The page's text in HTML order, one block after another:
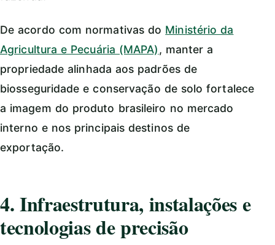
De acordo com normativas do Ministério da
Agricultura e Pecuária (MAPA), manter a
propriedade alinhada aos padrões de
biosseguridade e conservação de solo fortalece
a imagem do produto brasileiro no mercado
interno e nos principais destinos de
exportação.
4. Infraestrutura, instalações e
tecnologias de precisão